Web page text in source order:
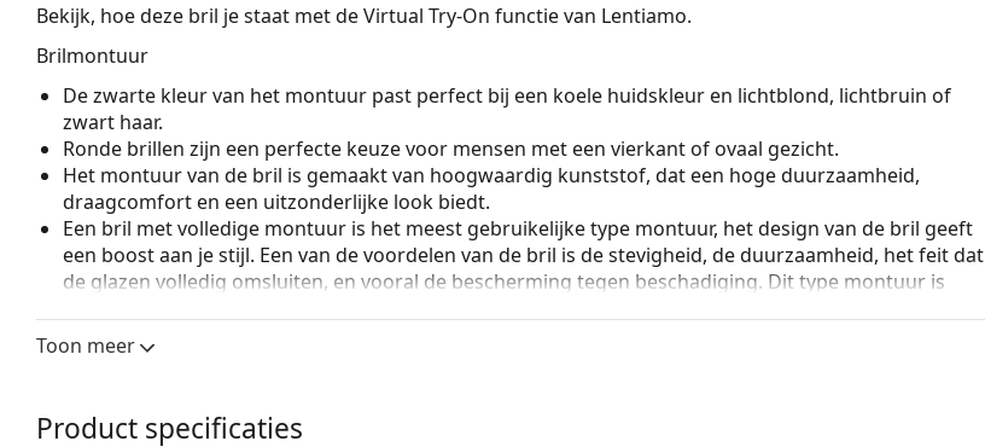
Bekijk, hoe deze bril je staat met de Virtual Try-On functie van Lentiamo.
Brilmontuur
De zwarte kleur van het montuur past perfect bij een koele huidskleur en lichtblond, lichtbruin of
zwart haar.
Ronde brillen zijn een perfecte keuze voor mensen met een vierkant of ovaal gezicht.
Het montuur van de bril is gemaakt van hoogwaardig kunststof, dat een hoge duurzaamheid,
draagcomfort en een uitzonderlijke look biedt.
Een bril met volledige montuur is het meest gebruikelijke type montuur, het design van de bril geeft
een boost aan je stijl. Een van de voordelen van de bril is de stevigheid, de duurzaamheid, het feit dat
de glazen volledig omsluiten, en vooral de bescherming tegen beschadiging. Dit type montuur is
Accessoires
Het meegeleverde doekje is ideaal voor het reinigen en verzorgen van zonnebrillen. Sommige
modellen worden geleverd met een stoffen zakje in plaats van een doekje.
Toon meer
Product specificaties